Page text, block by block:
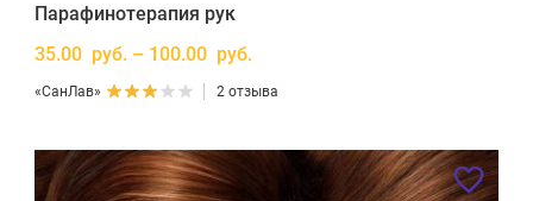
Парафинотерапия рук
35.00 руб. – 100.00 руб.
«СанЛав» 2 отзыва